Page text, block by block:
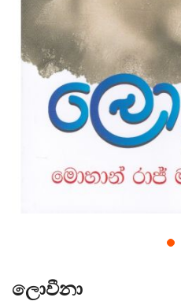
ලොවීනා